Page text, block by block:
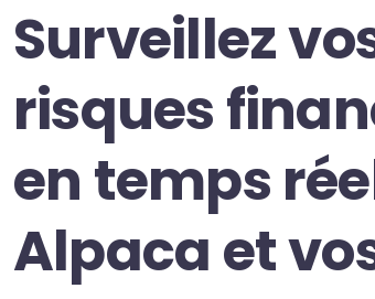
Surveillez
risques
en temps
Alpaca et